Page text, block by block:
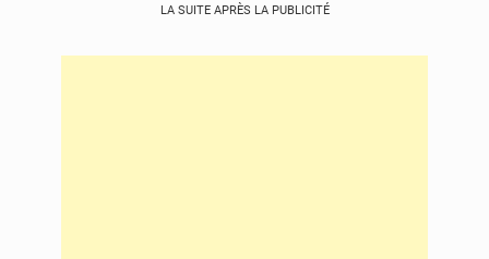
LA SUITE APRÈS LA PUBLICITÉ